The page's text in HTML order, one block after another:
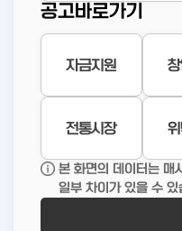
공고바로가기
자금지원
전통시장
본 화면의 데이터는 매
일부 차이가 있을 수 있